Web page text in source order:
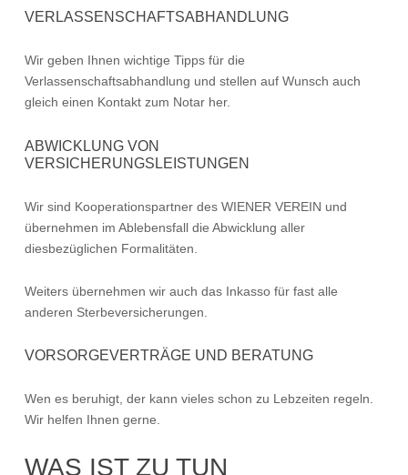
VERLASSENSCHAFTSABHANDLUNG
Wir geben Ihnen wichtige Tipps für die
Verlassenschaftsabhandlung und stellen auf Wunsch auch
gleich einen Kontakt zum Notar her.
ABWICKLUNG VON
VERSICHERUNGSLEISTUNGEN
Wir sind Kooperationspartner des WIENER VEREIN und
übernehmen im Ablebensfall die Abwicklung aller
diesbezüglichen Formalitäten.
Weiters übernehmen wir auch das Inkasso für fast alle
anderen Sterbeversicherungen.
VORSORGEVERTRÄGE UND BERATUNG
Wen es beruhigt, der kann vieles schon zu Lebzeiten regeln.
Wir helfen Ihnen gerne.
WAS IST ZU TUN